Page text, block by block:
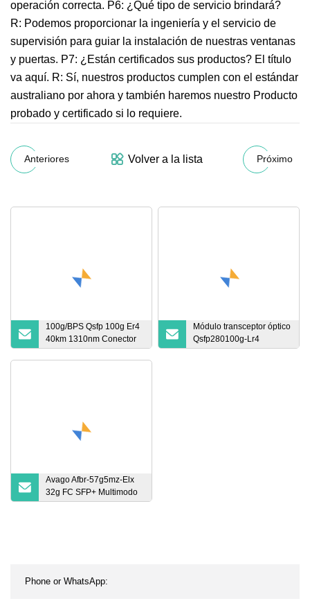
operación correcta. P6: ¿Qué tipo de servicio brindará?
R: Podemos proporcionar la ingeniería y el servicio de
supervisión para guiar la instalación de nuestras ventanas
y puertas. P7: ¿Están certificados sus productos? El título
va aquí. R: Sí, nuestros productos cumplen con el estándar
australiano por ahora y también haremos nuestro Producto
probado y certificado si lo requiere.
Anteriores Volver a la lista Próximo
100g/BPS Qsfp 100g Er4
40km 1310nm Conector
LC Qsfp-100g-Er4 SMF
1295nm ~ 1309nm
Módulo transceptor óptico
Qsfp280100g-Lr4
Qsfp28+ 100g 10km
Avago Afbr-57g5mz-Elx
32g FC SFP+ Multimodo
850nm 32g/16g/8g